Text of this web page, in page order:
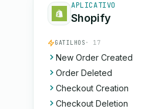
APLICATIVO
Shopify
GATILHOS · 17
New Order Created
Order Deleted
Checkout Creation
Checkout Deletion